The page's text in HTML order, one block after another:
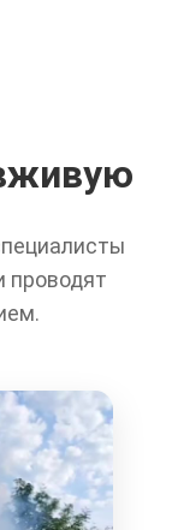
проводят